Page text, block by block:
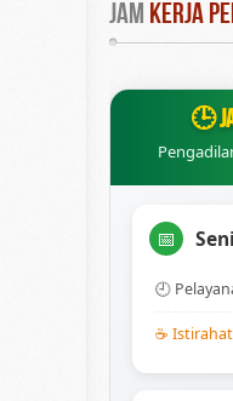
Jam Kerja
🕒
📅
🕘
☕ Istirahat